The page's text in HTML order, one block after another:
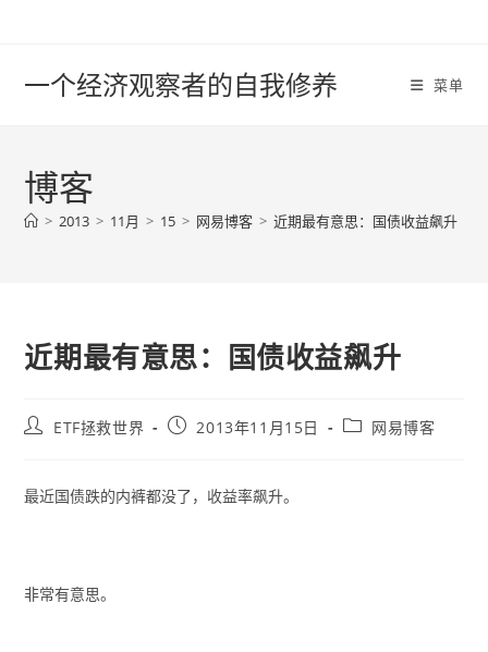
一个经济观察者的自我修养 菜单
博客
> 2013 > 11月 > 15 > 网易博客 > 近期最有意思：国债收益飙升
近期最有意思：国债收益飙升
PostETF拯救世界
Post2013年11月15日
Post网易博客
最近国债跌的内裤都没了，收益率飙升。
非常有意思。